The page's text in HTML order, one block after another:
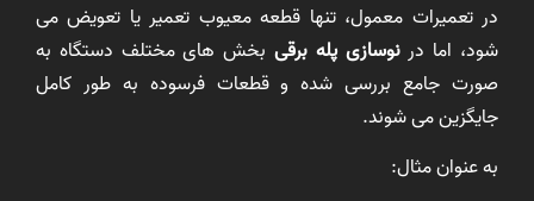
در تعمیرات معمول، تنها قطعه معیوب تعمیر یا تعویض می
شود، اما در نوسازی پله برقی بخش های مختلف دستگاه به
صورت جامع بررسی شده و قطعات فرسوده به طور کامل
جایگزین می شوند.
به عنوان مثال: